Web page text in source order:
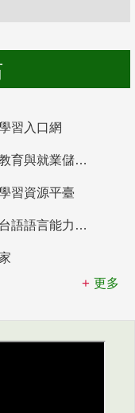
習入口網
青年教育與就業儲蓄帳戶
習資源平臺
臺灣台語語言能力認證網站
更多